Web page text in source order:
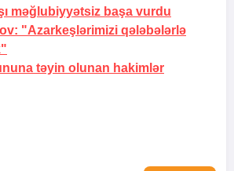
məğlubiyyətsiz başa vurdu
"Azarkeşlərimizi qələbələrlə
təyin olunan hakimlər